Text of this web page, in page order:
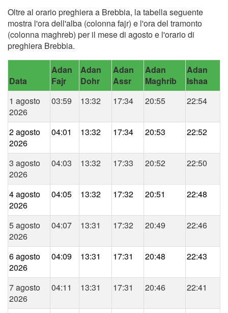
Oltre al orario preghiera a Brebbia, la tabella seguente
mostra l'ora dell'alba (colonna fajr) e l'ora del tramonto
(colonna maghreb) per il mese di agosto e l'orario di
preghiera Brebbia.
Data
Adan
Fajr
Adan
Dohr
Adan
Assr
Adan
Maghrib
Adan
Ishaa
1 agosto
2026
03:59 13:32 17:34 20:55 22:54
2 agosto
2026
04:01 13:32 17:34 20:53 22:52
3 agosto
2026
04:03 13:32 17:33 20:52 22:50
4 agosto
2026
04:05 13:32 17:32 20:51 22:48
5 agosto
2026
04:07 13:31 17:32 20:49 22:46
6 agosto
2026
04:09 13:31 17:31 20:48 22:43
7 agosto
2026
04:11 13:31 17:31 20:46 22:41